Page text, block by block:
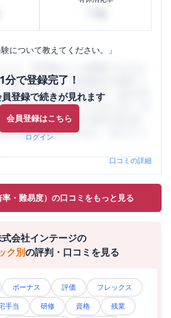
について教えてください。」
1分で登録完了！
登録で続きが見れます
会員登録はこちら
ログイン
シーハブ)は、女性限定の企業口コ
給与面・女性の働きやすさ・会社の評
気にすべき点がたくさんあります。先
コミを通して、本当の会社の姿を知
の悩みを解消するために、ぜひサイト
口コミの詳細
・難易度）の口コミをもっと見る
会社インテージの
ク別の評判・口コミを見る
ボーナス 評価
フレックス
手当 研修 資格
残業